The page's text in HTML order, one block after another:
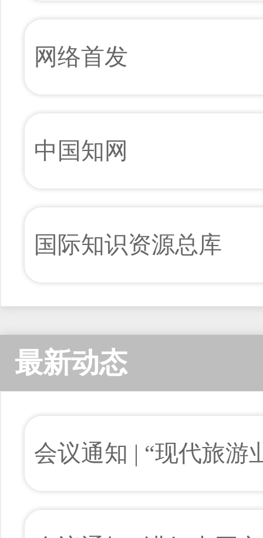
网络首发
中国知网
国际知识资源总库
最新动态
会议通知 | “现代旅游
研讨会开始报名